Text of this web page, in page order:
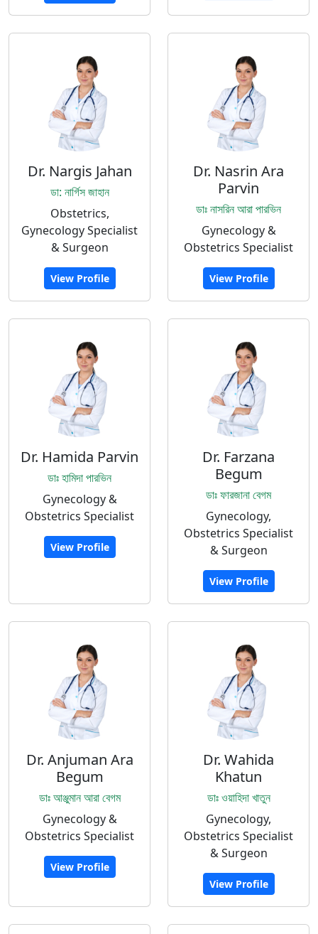
Dr. Nargis Jahan
ডা: নার্গিস জাহান
Obstetrics,
Gynecology Specialist
& Surgeon
View Profile
Dr. Nasrin Ara
Parvin
ডাঃ নাসরিন আরা পারভিন
Gynecology &
Obstetrics Specialist
View Profile
Dr. Hamida Parvin
ডাঃ হামিদা পারভিন
Gynecology &
Obstetrics Specialist
View Profile
Dr. Farzana
Begum
ডাঃ ফারজানা বেগম
Gynecology,
Obstetrics Specialist
& Surgeon
View Profile
Dr. Anjuman Ara
Begum
ডাঃ আঞ্জুমান আরা বেগম
Gynecology &
Obstetrics Specialist
View Profile
Dr. Wahida
Khatun
ডাঃ ওয়াহিদা খাতুন
Gynecology,
Obstetrics Specialist
& Surgeon
View Profile